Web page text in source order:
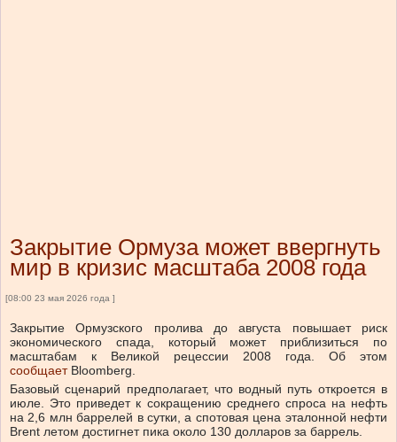
Закрытие Ормуза может ввергнуть
мир в кризис масштаба 2008 года
[08:00 23 мая 2026 года ]
Закрытие Ормузского пролива до августа повышает риск
экономического спада, который может приблизиться по
масштабам к Великой рецессии 2008 года. Об этом
сообщаетBloomberg.
Базовый сценарий предполагает, что водный путь откроется в
июле. Это приведет к сокращению среднего спроса на нефть
на 2,6 млн баррелей в сутки, а спотовая цена эталонной нефти
Brent летом достигнет пика около 130 долларов за баррель.